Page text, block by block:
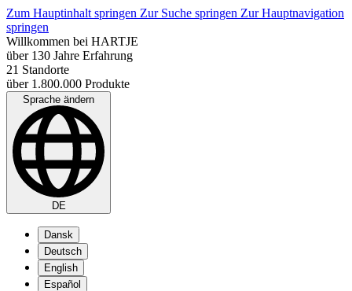
Zum Hauptinhalt springen Zur Suche springen Zur Hauptnavigation
springen
Willkommen bei HARTJE
über 130 Jahre Erfahrung
21 Standorte
über 1.800.000 Produkte
Sprache ändern
DE
Dansk
Deutsch
English
Español